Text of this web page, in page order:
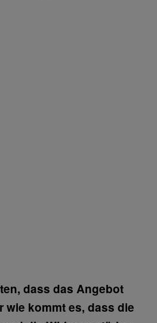
dass das Angebot
wie kommt es, dass die